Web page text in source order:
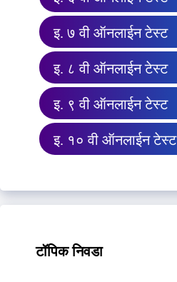
इ. ७ वी ऑनलाईन टेस्ट
इ. ८ वी ऑनलाईन टेस्ट
इ. ९ वी ऑनलाईन टेस्ट
इ. १० वी ऑनलाईन टेस्ट
टॉपिक निवडा